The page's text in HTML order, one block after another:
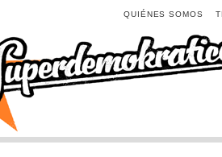
QUIÉNES SOMOS